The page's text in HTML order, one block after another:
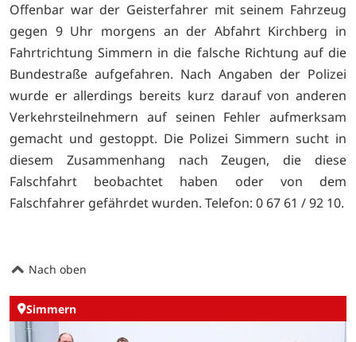
Offenbar war der Geisterfahrer mit seinem Fahrzeug
gegen 9 Uhr morgens an der Abfahrt Kirchberg in
Fahrtrichtung Simmern in die falsche Richtung auf die
Bundestraße aufgefahren. Nach Angaben der Polizei
wurde er allerdings bereits kurz darauf von anderen
Verkehrsteilnehmern auf seinen Fehler aufmerksam
gemacht und gestoppt. Die Polizei Simmern sucht in
diesem Zusammenhang nach Zeugen, die diese
Falschfahrt beobachtet haben oder von dem
Falschfahrer gefährdet wurden. Telefon: 0 67 61 / 92 10.
Nach oben
Simmern